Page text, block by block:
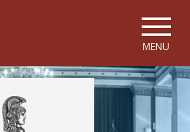
MENU